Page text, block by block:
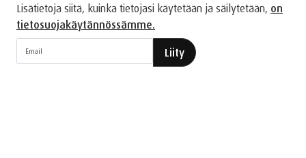
Lisätietoja siitä, kuinka tietojasi käytetään ja säilytetään, on
tietosuojakäytännössämme.
Liity